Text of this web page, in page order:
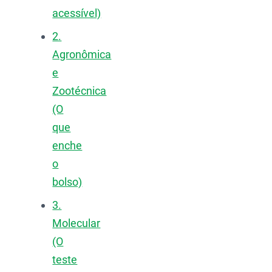
acessível)
2.
Agronômica
e
Zootécnica
(O
que
enche
o
bolso)
3.
Molecular
(O
teste